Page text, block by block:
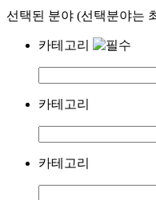
선택된 분야 (선택분야는
카테고리
카테고리
카테고리